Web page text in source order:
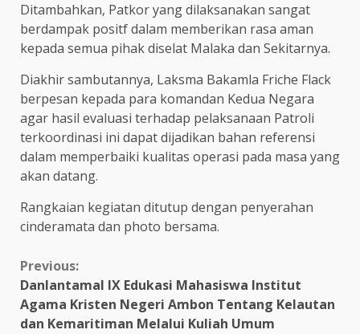
Ditambahkan, Patkor yang dilaksanakan sangat
berdampak positf dalam memberikan rasa aman
kepada semua pihak diselat Malaka dan Sekitarnya.
Diakhir sambutannya, Laksma Bakamla Friche Flack
berpesan kepada para komandan Kedua Negara
agar hasil evaluasi terhadap pelaksanaan Patroli
terkoordinasi ini dapat dijadikan bahan referensi
dalam memperbaiki kualitas operasi pada masa yang
akan datang.
Rangkaian kegiatan ditutup dengan penyerahan
cinderamata dan photo bersama.
Continue
Reading
Previous:
Danlantamal IX Edukasi Mahasiswa Institut
Agama Kristen Negeri Ambon Tentang Kelautan
dan Kemaritiman Melalui Kuliah Umum